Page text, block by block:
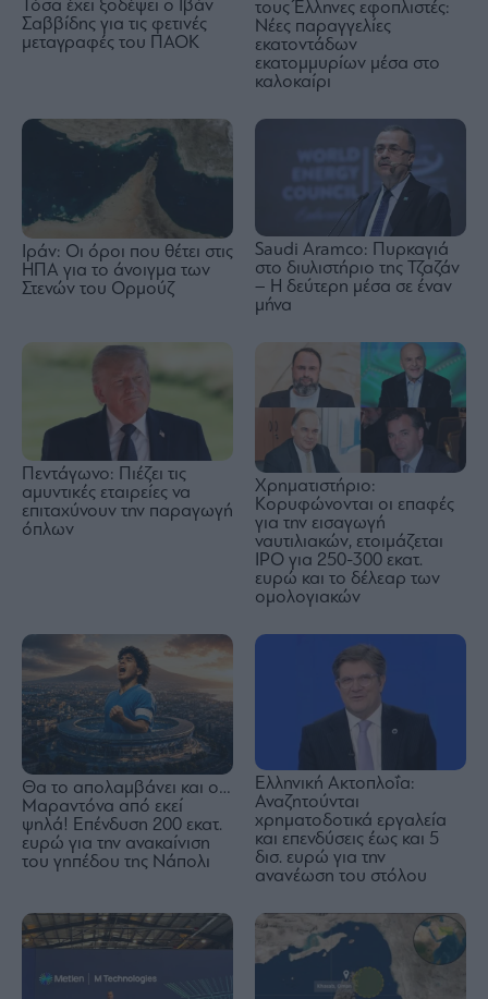
Τόσα έχει ξοδέψει ο Ιβάν
Σαββίδης για τις φετινές
μεταγραφές του ΠΑΟΚ
τους Έλληνες εφοπλιστές:
Νέες παραγγελίες
εκατοντάδων
εκατομμυρίων μέσα στο
καλοκαίρι
Ιράν: Οι όροι που θέτει στις
ΗΠΑ για το άνοιγμα των
Στενών του Ορμούζ
Saudi Aramco: Πυρκαγιά
στο διυλιστήριο της Τζαζάν
– Η δεύτερη μέσα σε έναν
μήνα
Πεντάγωνο: Πιέζει τις
αμυντικές εταιρείες να
επιταχύνουν την παραγωγή
όπλων
Χρηματιστήριο:
Κορυφώνονται οι επαφές
για την εισαγωγή
ναυτιλιακών, ετοιμάζεται
IPO για 250-300 εκατ.
ευρώ και το δέλεαρ των
ομολογιακών
Θα το απολαμβάνει και ο…
Μαραντόνα από εκεί
ψηλά! Επένδυση 200 εκατ.
ευρώ για την ανακαίνιση
του γηπέδου της Νάπολι
Ελληνική Ακτοπλοΐα:
Αναζητούνται
χρηματοδοτικά εργαλεία
και επενδύσεις έως και 5
δισ. ευρώ για την
ανανέωση του στόλου